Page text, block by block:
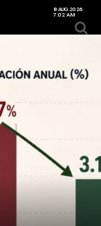
8 AUG 2026
7:02 AM